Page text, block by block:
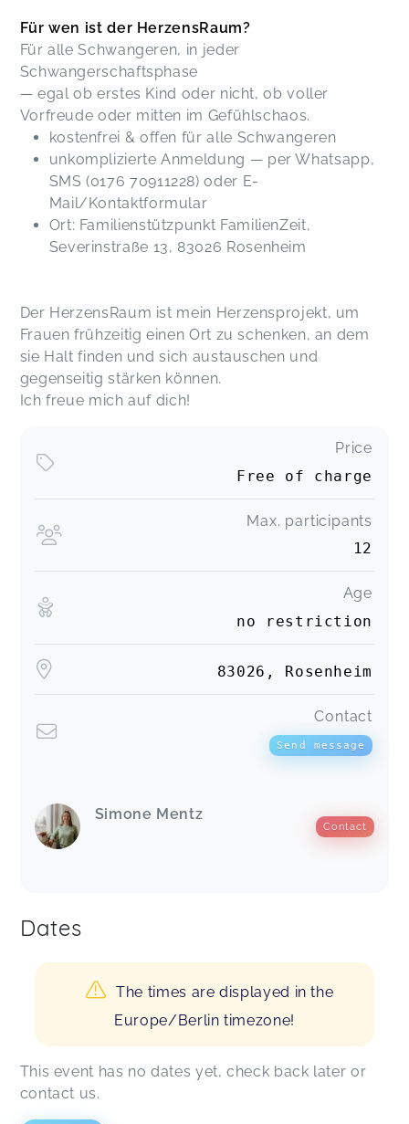
Für wen ist der HerzensRaum?
Für alle Schwangeren, in jeder
Schwangerschaftsphase
— egal ob erstes Kind oder nicht, ob voller
Vorfreude oder mitten im Gefühlschaos.
kostenfrei & offen für alle Schwangeren
unkomplizierte Anmeldung — per Whatsapp,
SMS (0176 70911228) oder E-
Mail/Kontaktformular
Ort: Familienstützpunkt FamilienZeit,
Severinstraße 13, 83026 Rosenheim
Der HerzensRaum ist mein Herzensprojekt, um
Frauen frühzeitig einen Ort zu schenken, an dem
sie Halt finden und sich austauschen und
gegenseitig stärken können.
Ich freue mich auf dich!
Price
Free of charge
Max. participants
12
Age
no restriction
83026, Rosenheim
Contact
Send message
Simone Mentz
Contact
Dates
The times are displayed in the
Europe/Berlin timezone!
This event has no dates yet, check back later or
contact us.